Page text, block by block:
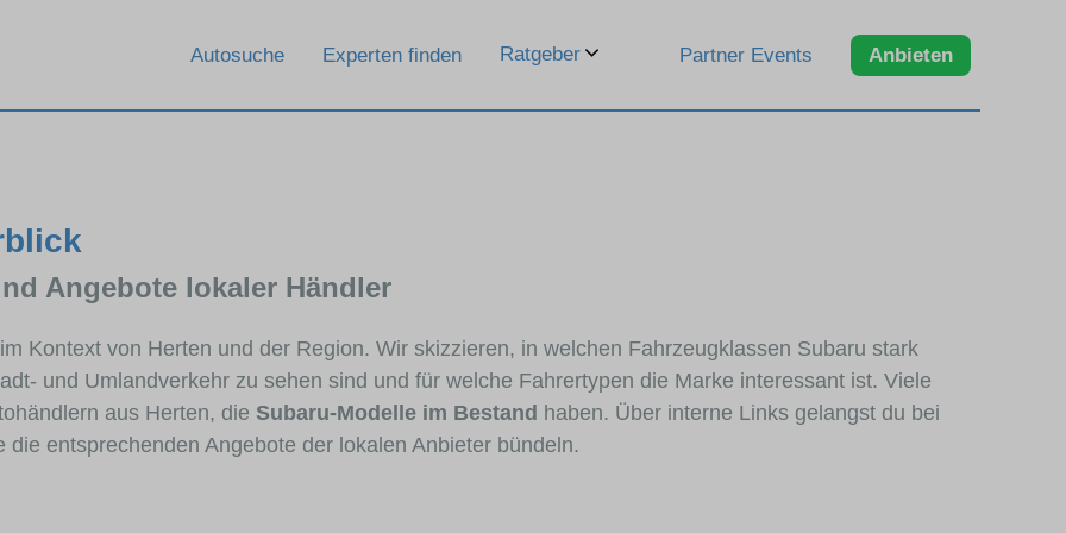
Autosuche Experten finden Ratgeber Partner Events Anbieten
Angebote lokaler Händler
Kontext von Herten und der Region. Wir skizzieren, in welchen Fahrzeugklassen Subaru stark
und Umlandverkehr zu sehen sind und für welche Fahrertypen die Marke interessant ist. Viele
aus Herten, die Subaru-Modelle im Bestand haben. Über interne Links gelangst du bei
die entsprechenden Angebote der lokalen Anbieter bündeln.